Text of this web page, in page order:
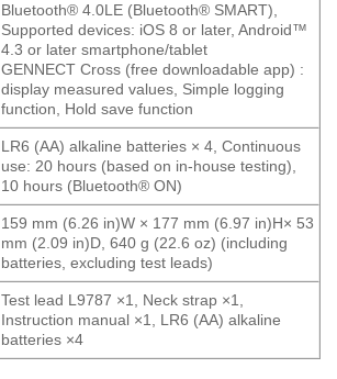
Bluetooth® 4.0LE (Bluetooth® SMART),
Supported devices: iOS 8 or later, Android™
4.3 or later smartphone/tablet
GENNECT Cross (free downloadable app) :
display measured values, Simple logging
function, Hold save function
LR6 (AA) alkaline batteries × 4, Continuous
use: 20 hours (based on in-house testing),
10 hours (Bluetooth® ON)
159 mm (6.26 in)W × 177 mm (6.97 in)H× 53
mm (2.09 in)D, 640 g (22.6 oz) (including
batteries, excluding test leads)
Test lead L9787 ×1, Neck strap ×1,
Instruction manual ×1, LR6 (AA) alkaline
batteries ×4